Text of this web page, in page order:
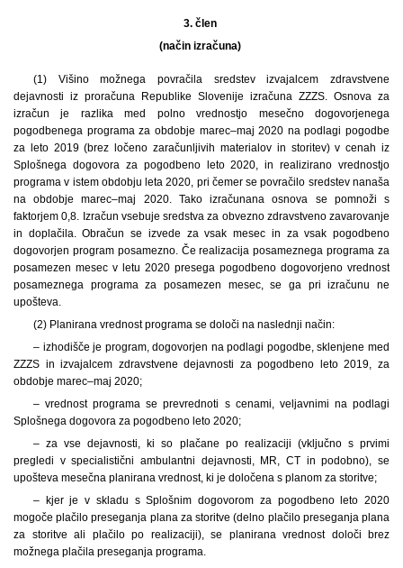
3. člen
(način izračuna)
(1) Višino možnega povračila sredstev izvajalcem zdravstvene
dejavnosti iz proračuna Republike Slovenije izračuna ZZZS. Osnova za
izračun je razlika med polno vrednostjo mesečno dogovorjenega
pogodbenega programa za obdobje marec‒maj 2020 na podlagi pogodbe
za leto 2019 (brez ločeno zaračunljivih materialov in storitev) v cenah iz
Splošnega dogovora za pogodbeno leto 2020, in realizirano vrednostjo
programa v istem obdobju leta 2020, pri čemer se povračilo sredstev nanaša
na obdobje marec‒maj 2020. Tako izračunana osnova se pomnoži s
faktorjem 0,8. Izračun vsebuje sredstva za obvezno zdravstveno zavarovanje
in doplačila. Obračun se izvede za vsak mesec in za vsak pogodbeno
dogovorjen program posamezno. Če realizacija posameznega programa za
posamezen mesec v letu 2020 presega pogodbeno dogovorjeno vrednost
posameznega programa za posamezen mesec, se ga pri izračunu ne
upošteva.
(2) Planirana vrednost programa se določi na naslednji način:
– izhodišče je program, dogovorjen na podlagi pogodbe, sklenjene med
ZZZS in izvajalcem zdravstvene dejavnosti za pogodbeno leto 2019, za
obdobje marec‒maj 2020;
– vrednost programa se prevrednoti s cenami, veljavnimi na podlagi
Splošnega dogovora za pogodbeno leto 2020;
– za vse dejavnosti, ki so plačane po realizaciji (vključno s prvimi
pregledi v specialistični ambulantni dejavnosti, MR, CT in podobno), se
upošteva mesečna planirana vrednost, ki je določena s planom za storitve;
– kjer je v skladu s Splošnim dogovorom za pogodbeno leto 2020
mogoče plačilo preseganja plana za storitve (delno plačilo preseganja plana
za storitve ali plačilo po realizaciji), se planirana vrednost določi brez
možnega plačila preseganja programa.